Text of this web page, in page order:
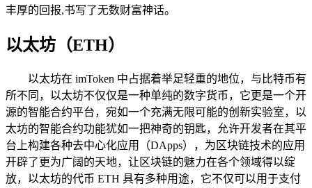
丰厚的回报,书写了无数财富神话。
以太坊（ETH）
以太坊在 imToken 中占据着举足轻重的地位，与比特币有
所不同，以太坊不仅仅是一种单纯的数字货币，它更是一个开
源的智能合约平台，宛如一个充满无限可能的创新实验室，以
太坊的智能合约功能犹如一把神奇的钥匙，允许开发者在其平
台上构建各种去中心化应用（DApps），为区块链技术的应用
开辟了更为广阔的天地，让区块链的魅力在各个领域得以绽
放，以太坊的代币 ETH 具有多种用途，它不仅可以用于支付